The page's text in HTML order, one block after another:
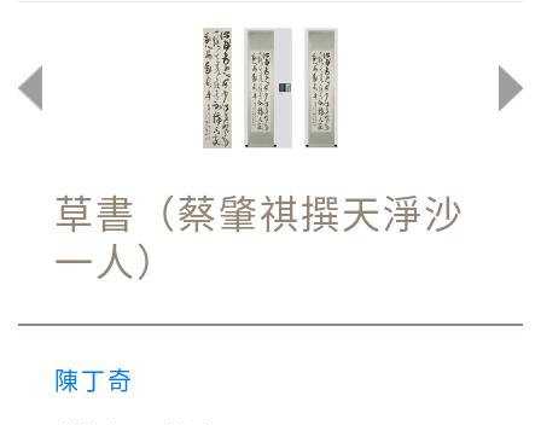
草書（蔡肇祺撰天淨沙
一人）
陳丁奇